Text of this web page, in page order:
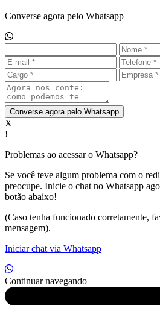
Converse agora pelo Whatsapp
Converse agora pelo Whatsapp
X
!
Problemas ao acessar o Whatsapp?
Se você teve algum problema com o
preocupe. Inicie o chat no Whatsapp
botão abaixo!
(Caso tenha funcionado corretamente,
mensagem).
Iniciar chat via Whatsapp
Continuar navegando